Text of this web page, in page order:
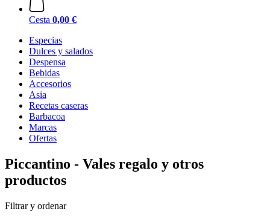
Cesta 0,00 €
Especias
Dulces y salados
Despensa
Bebidas
Accesorios
Asia
Recetas caseras
Barbacoa
Marcas
Ofertas
Piccantino - Vales regalo y otros
productos
Filtrar y ordenar